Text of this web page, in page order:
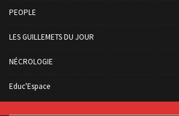
PEOPLE
LES GUILLEMETS DU JOUR
NÉCROLOGIE
Educ'Espace